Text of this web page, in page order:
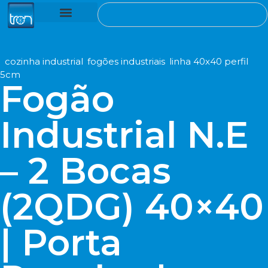
cozinha industrial fogões industriais linha 40x40 perfil
5cm
Fogão
Industrial N.E
– 2 Bocas
(2QDG) 40×40
| Porta